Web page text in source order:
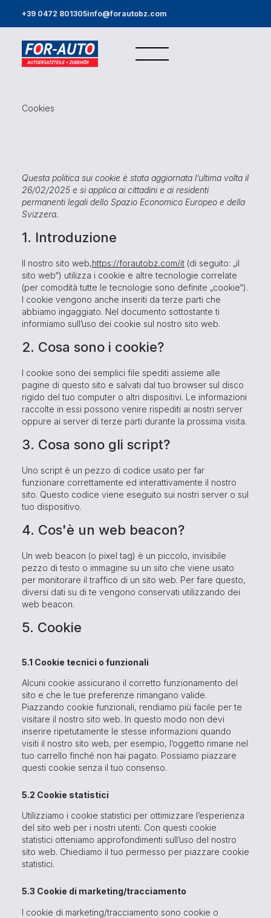
+39 0472 801305info@forautobz.com
Cookies
Questa politica sui cookie è stata aggiornata l’ultima volta il
26/02/2025 e si applica ai cittadini e ai residenti
permanenti legali dello Spazio Economico Europeo e della
Svizzera.
1. Introduzione
Il nostro sito web,https://forautobz.com/it (di seguito: „il
sito web“) utilizza i cookie e altre tecnologie correlate
(per comodità tutte le tecnologie sono definite „cookie“).
I cookie vengono anche inseriti da terze parti che
abbiamo ingaggiato. Nel documento sottostante ti
informiamo sull’uso dei cookie sul nostro sito web.
2. Cosa sono i cookie?
I cookie sono dei semplici file spediti assieme alle
pagine di questo sito e salvati dal tuo browser sul disco
rigido del tuo computer o altri dispositivi. Le informazioni
raccolte in essi possono venire rispediti ai nostri server
oppure ai server di terze parti durante la prossima visita.
3. Cosa sono gli script?
Uno script è un pezzo di codice usato per far
funzionare correttamente ed interattivamente il nostro
sito. Questo codice viene eseguito sui nostri server o sul
tuo dispositivo.
4. Cos'è un web beacon?
Un web beacon (o pixel tag) è un piccolo, invisibile
pezzo di testo o immagine su un sito che viene usato
per monitorare il traffico di un sito web. Per fare questo,
diversi dati su di te vengono conservati utilizzando dei
web beacon.
5. Cookie
5.1 Cookie tecnici o funzionali
Alcuni cookie assicurano il corretto funzionamento del
sito e che le tue preferenze rimangano valide.
Piazzando cookie funzionali, rendiamo più facile per te
visitare il nostro sito web. In questo modo non devi
inserire ripetutamente le stesse informazioni quando
visiti il nostro sito web, per esempio, l’oggetto rimane nel
tuo carrello finché non hai pagato. Possiamo piazzare
questi cookie senza il tuo consenso.
5.2 Cookie statistici
Utilizziamo i cookie statistici per ottimizzare l’esperienza
del sito web per i nostri utenti. Con questi cookie
statistici otteniamo approfondimenti sull’uso del nostro
sito web. Chiediamo il tuo permesso per piazzare cookie
statistici.
5.3 Cookie di marketing/tracciamento
I cookie di marketing/tracciamento sono cookie o